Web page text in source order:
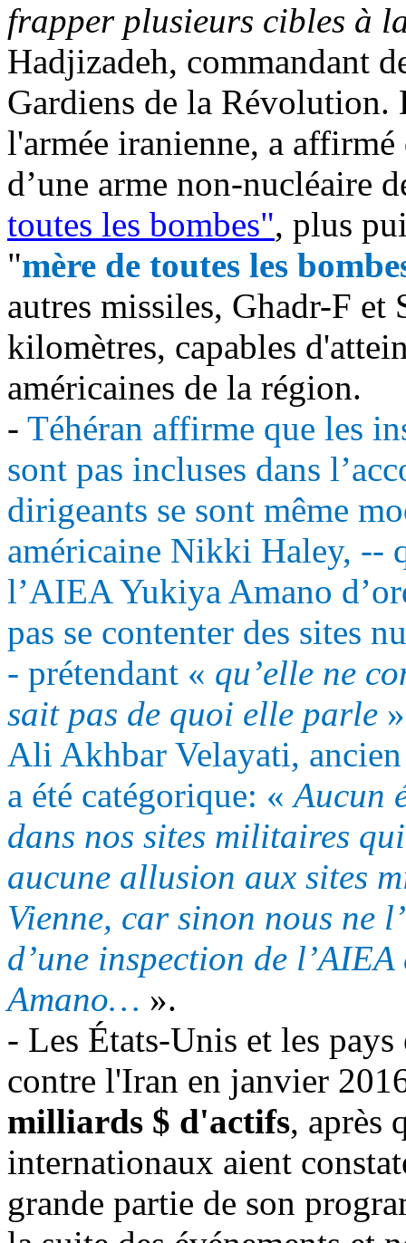
frapper plusieurs cibles à
Hadjizadeh, commandant
Gardiens de la Révolution.
l'armée iranienne, a affirmé
d’une arme non-nucléaire
toutes les bombes", plus
"mère de toutes les
autres missiles, Ghadr-F et
kilomètres, capables
américaines de la région.
- Téhéran affirme que les
sont pas incluses dans
dirigeants se sont même
américaine Nikki Haley, --
l’AIEAYukiya Amano
pas se contenter des sites
- prétendant « qu’elle ne
sait pas de quoi elle parle
Ali Akhbar Velayati,
a été catégorique: «Aucun
dans nos sites militaires
aucune allusion aux sites
Vienne, car sinon nous ne
d’une inspection de
Amano… ».
- Les États-Unis et les
contre l'Iran en janvier
milliards $ d'actifs, après
internationaux aient
grande partie de son